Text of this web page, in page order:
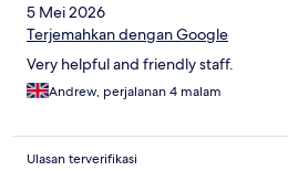
5 Mei 2026
Terjemahkan dengan Google
Very helpful and friendly staff.
Andrew, perjalanan 4 malam
Ulasan terverifikasi